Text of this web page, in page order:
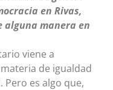
en Rivas,
alguna manera en
viene a
de igualdad
Pero es algo que,